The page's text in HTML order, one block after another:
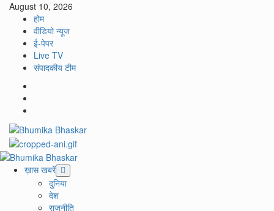
Skip
content
August 10, 2026
होम
वीडियो न्यूज
ई-पेपर
Live TV
संपादकीय टीम
Primary
Menu ख़ास खबरें
दुनिया
देश
राजनीति